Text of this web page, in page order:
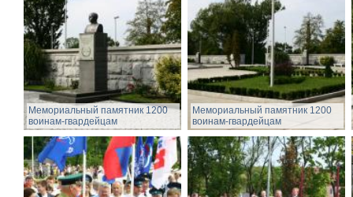
Мемориальный памятник 1200
воинам-гвардейцам
Мемориальный памятник 1200
воинам-гвардейцам